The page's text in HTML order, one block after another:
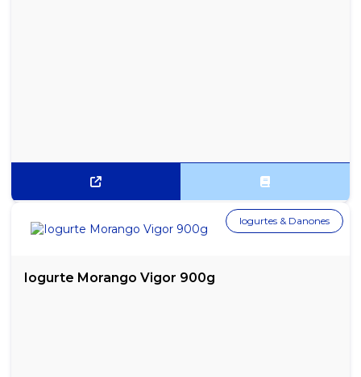
Iogurte Morango Vigor 900g
Iogurtes & Danones